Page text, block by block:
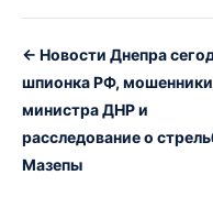
← Новости Днепра
шпионка РФ, мошенники
министра ДНР и
расследование о
Мазепы